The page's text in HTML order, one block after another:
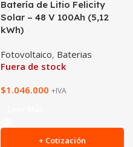
Batería de Litio Felicity
Solar – 48 V 100Ah (5,12
kWh)
Fotovoltaico, Baterias
Fuera de stock
$1.046.000 +IVA
+ Cotización